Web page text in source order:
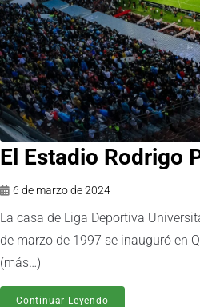
El Estadio Rodrigo
6 de marzo de 2024
La casa de Liga Deportiva
de marzo de 1997 se inauguró en
(más…)
Continuar Leyendo